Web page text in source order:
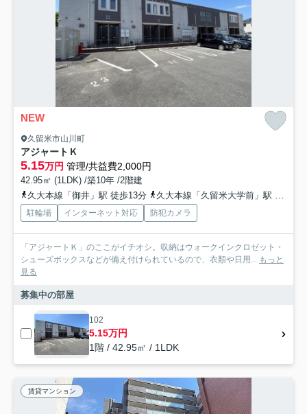
NEW
久留米市山川町
アジャートＫ
5.15万円 管理/共益費2,000円
42.95㎡ (1LDK) /築10年 /2階建
久大本線「御井」駅 徒歩13分
久大本線「久留米大学前」駅 徒歩30分
駐輪場 インターネット対応 防犯カメラ
「アジャートＫ」のここがイチオシ。収納はウォークインクロゼット・
シューズボックスなどが備え付けられているので、衣類や日用... もっと
見る
募集中の部屋
102
5.15万円
1階 / 42.95㎡ / 1LDK
賃貸マンション